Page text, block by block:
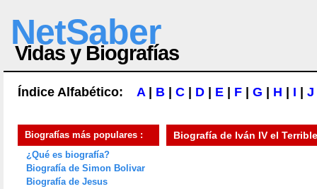
NetSaber
Vidas y Biografías
Índice Alfabético: A| B C D E F G H I J
Biografías más populares :
¿Qué es biografía?
Biografía de Simon Bolivar
Biografía de Jesus
Biografía de Iván IV el Terrible